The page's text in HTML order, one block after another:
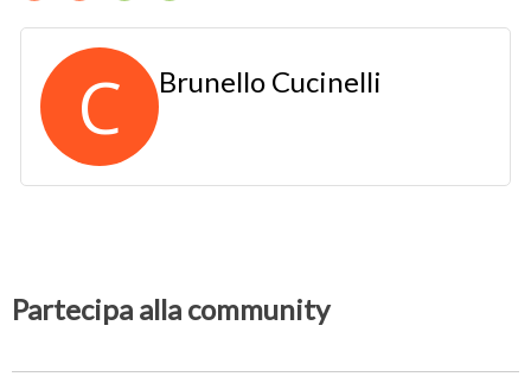
C Brunello Cucinelli
Partecipa alla community